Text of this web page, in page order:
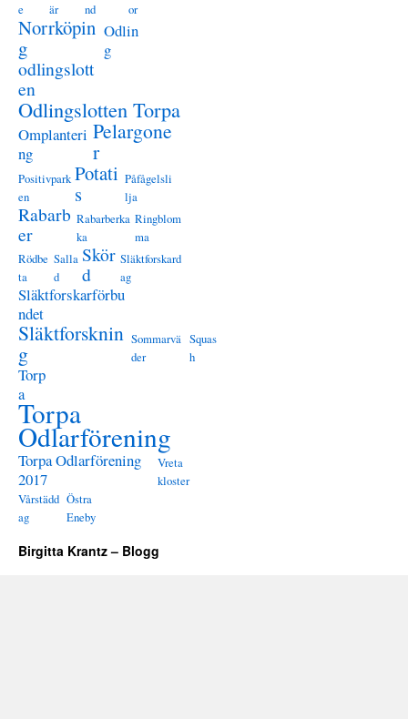
e
är
nd
or
Norrköpin
g
Odlin
g
odlingslott
en
Odlingslotten Torpa
Omplanteri
ng
Pelargone
r
Positivpark
en
Potati
s
Påfågelsli
lja
Rabarb
er
Rabarberka
ka
Ringblom
ma
Rödbe
ta
Salla
d
Skör
d
Släktforskard
ag
Släktforskarförbu
ndet
Släktforsknin
g
Sommarvä
der
Squas
h
Torp
a
Torpa
Odlarförening
Torpa Odlarförening
2017
Vreta
kloster
Vårstädd
ag
Östra
Eneby
Birgitta Krantz – Blogg